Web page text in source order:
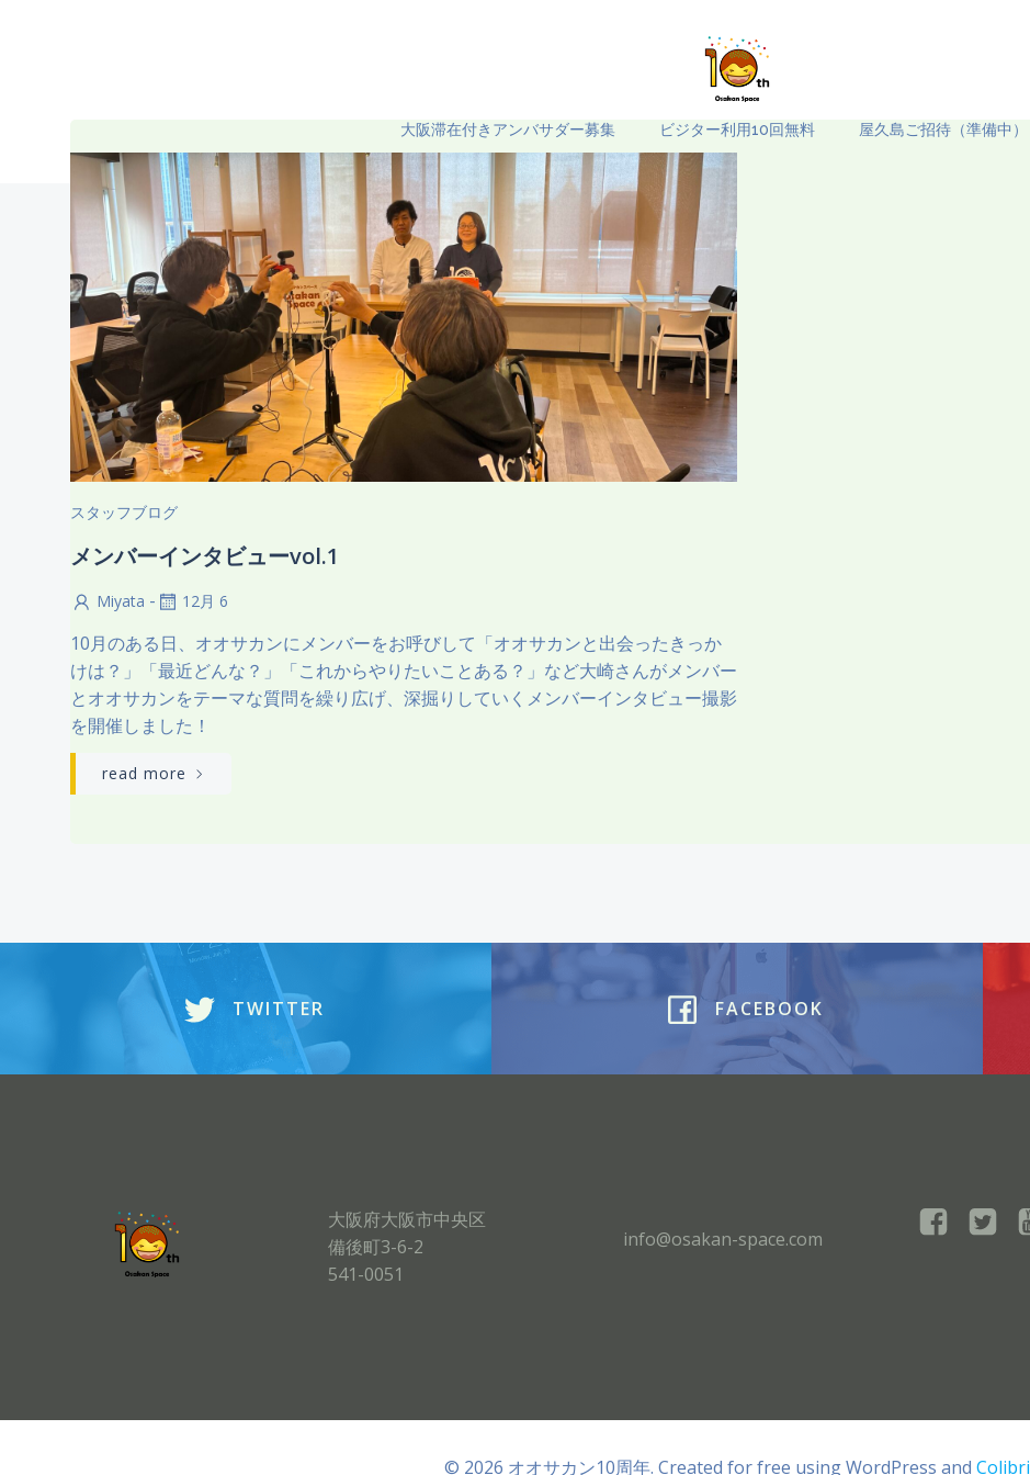
大阪滞在付きアンバサダー募集 ビジター利用10回無料 屋久島ご招待（準備中）
スタッフブログ
メンバーインタビューvol.1
Miyata - 12月 6
10月のある日、オオサカンにメンバーをお呼びして「オオサカンと出会ったきっか
けは？」「最近どんな？」「これからやりたいことある？」など大崎さんがメンバー
とオオサカンをテーマな質問を繰り広げ、深掘りしていくメンバーインタビュー撮影
を開催しました！
read more
TWITTER FACEBOOK
大阪府大阪市中央区
備後町3-6-2
541-0051
info@osakan-space.com
© 2026 オオサカン10周年. Created for free using WordPress and Colibri